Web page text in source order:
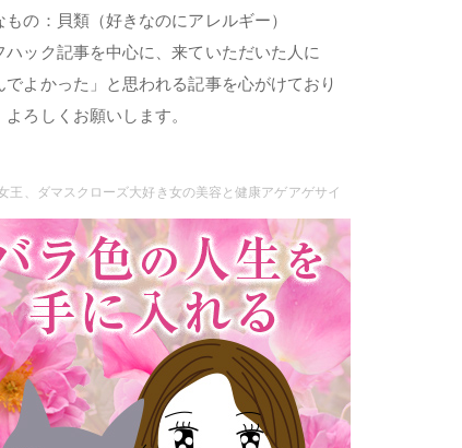
もの：貝類（好きなのにアレルギー）
ハック記事を中心に、来ていただいた人に
でよかった」と思われる記事を心がけており
よろしくお願いします。
王、ダマスクローズ大好き女の美容と健康アゲアゲサイ